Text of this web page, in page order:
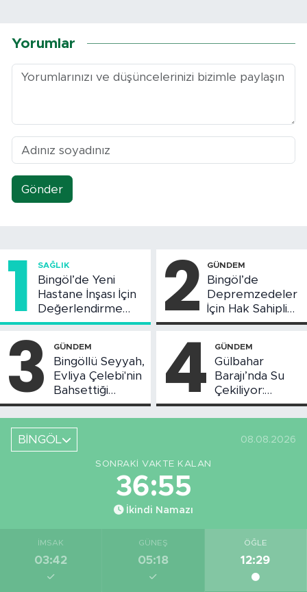
Yorumlar
Gönder
1 SAĞLIK
Bingöl’de Yeni
Hastane İnşası İçin
Değerlendirme
Toplantısı Yapıldı
2 GÜNDEM
Bingöl’de
Depremzedeler
İçin Hak Sahipliği
Askı Süreci
3 GÜNDEM
Bingöllü Seyyah,
Evliya Çelebi'nin
Bahsettiği
Bingöl'deki O
Yeri Görüntüledi
4 GÜNDEM
Gülbahar
Barajı’nda Su
Çekiliyor:
Piknikçi Sayısı
Azaldı
BİNGÖL
08.08.2026
SONRAKI VAKTE KALAN
36:54
İkindi Namazı
İMSAK
03:42
GÜNEŞ
05:18
ÖĞLE
12:29